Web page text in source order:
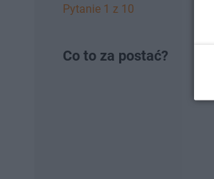
Pytanie 1 z 10
Co to za postać?